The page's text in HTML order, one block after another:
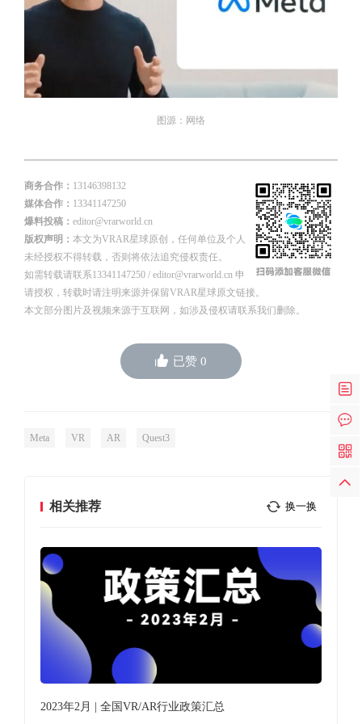
图源：网络
商务合作： 13146398132
媒体合作： 13341147250
爆料投稿： editor@vrarworld.cn
版权声明： 本文为VRAR星球原创，任何单位及个人
未经授权不得转载，否则将依法追究侵权责任。
如需转载请联系13341147250 / editor@vrarworld.cn 申
请授权，转载时请注明来源并保留VRAR星球原文链接。
本文部分图片及视频来源于互联网，如涉及侵权请联系我们删除。
已赞 0
Meta VR AR Quest3
相关推荐 换一换
2023年2月 | 全国VR/AR行业政策汇总